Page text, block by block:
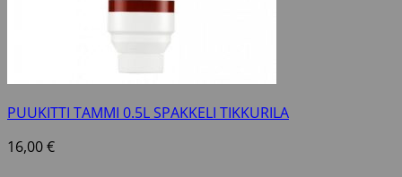
PUUKITTI TAMMI 0.5L SPAKKELI TIKKURILA
16,00€